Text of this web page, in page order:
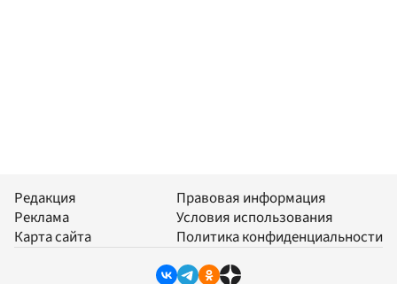
Редакция
Реклама
Карта сайта
Правовая информация
Условия использования
Политика конфиденциальности